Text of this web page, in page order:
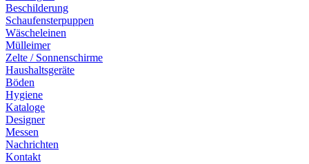
Beschilderung
Schaufensterpuppen
Wäscheleinen
Mülleimer
Zelte / Sonnenschirme
Haushaltsgeräte
Böden
Hygiene
Kataloge
Designer
Messen
Nachrichten
Kontakt